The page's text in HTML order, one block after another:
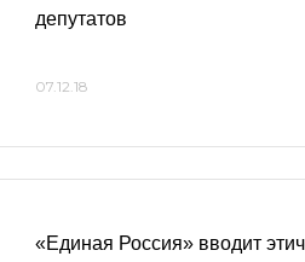
депутатов
07.12.18
«Единая Россия» вводит